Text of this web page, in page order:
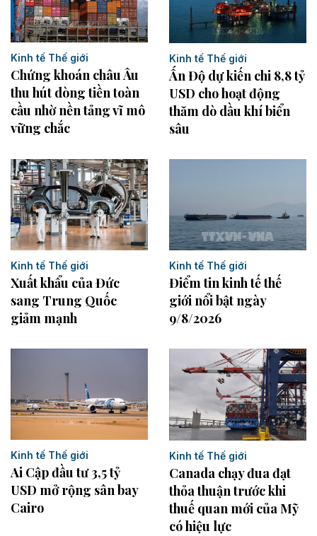
Kinh tế Thế giới
Chứng khoán châu Âu
thu hút dòng tiền toàn
cầu nhờ nền tảng vĩ mô
vững chắc
Kinh tế Thế giới
Ấn Độ dự kiến chi 8,8 tỷ
USD cho hoạt động
thăm dò dầu khí biển
sâu
Kinh tế Thế giới
Xuất khẩu của Đức
sang Trung Quốc
giảm mạnh
Kinh tế Thế giới
Điểm tin kinh tế thế
giới nổi bật ngày
9/8/2026
Kinh tế Thế giới
Ai Cập đầu tư 3,5 tỷ
USD mở rộng sân bay
Cairo
Kinh tế Thế giới
Canada chạy đua đạt
thỏa thuận trước khi
thuế quan mới của Mỹ
có hiệu lực